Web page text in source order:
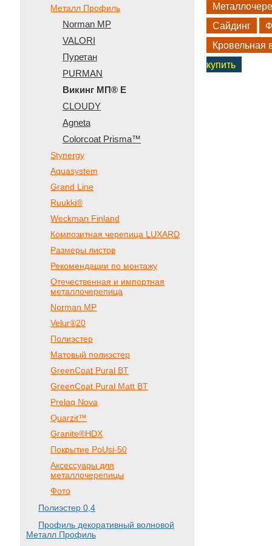
Металл Профиль
Norman MP
VALORI
Пуретан
PURMAN
Викинг МП® Е
CLOUDY
Agneta
Colorcoat Prisma™
Stynergy
Aquasystem
Grand Line
Ruukki®
Weckman Finland
Композитная черепица LUXARD
Размеры листов
Рекомендации по монтажу
Отечественная и импортная
металлочерепица
Norman MP
Velur®20
Полиэстер
Матовый полиэстер
GreenCoat Pural BT
GreenCoat Pural Matt BT
Prelaq Nova
Quarzit™
Granite®HDX
Покрытие PoUsi-50
Аксессуары для
металлочерепицы
Фото
Полиэстер 0,4
Профиль декоративный волновой
Металл Профиль
Сайдинг
Кровельная
купить